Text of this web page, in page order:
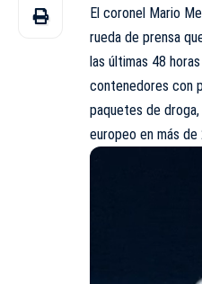
El coronel Mario
rueda de prensa
las últimas 48
contenedores con
paquetes de
europeo en más